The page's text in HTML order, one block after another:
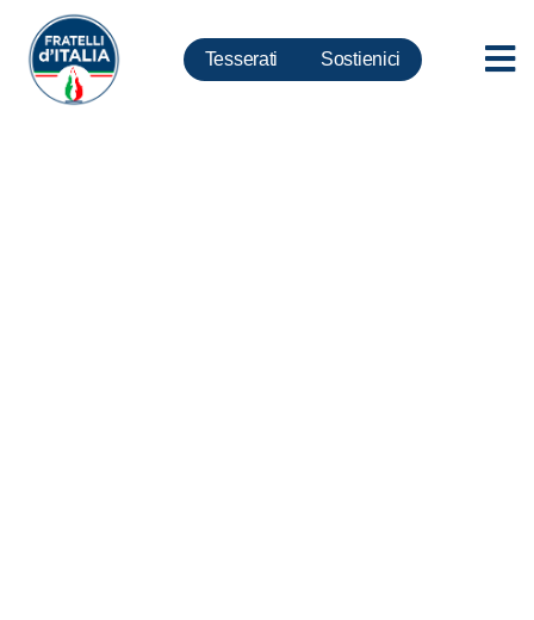
Tesserati Sostienici